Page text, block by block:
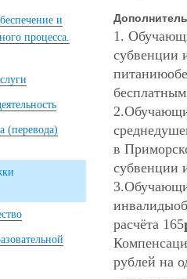
1.
субвенции
в
субвенции
расчёта 165
рублей на
и
процесса.
(перевода)